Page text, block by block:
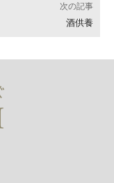
次の記事
酒供養